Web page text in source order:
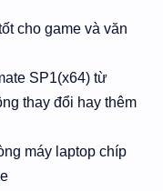
cho game và văn
SP1(x64) từ
thay đổi hay thêm
máy laptop chíp